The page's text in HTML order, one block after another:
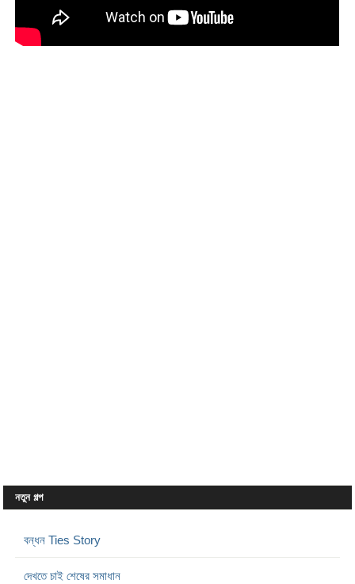
নতুন গল্প
বন্ধন Ties Story
দেখতে চাই শেষের সমাধান